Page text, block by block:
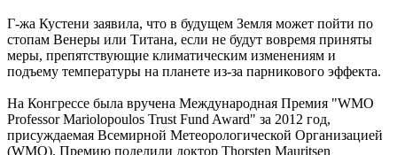
Г-жа Кустени заявила, что в будущем Земля может пойти по
стопам Венеры или Титана, если не будут вовремя приняты
меры, препятствующие климатическим изменениям и
подъему температуры на планете из-за парникового эффекта.
На Конгрессе была вручена Международная Премия "WMO
Professor Mariolopoulos Trust Fund Award" за 2012 год,
присуждаемая Всемирной Метеорологической Организацией
(WMO). Премию поделили доктор Thorsten Mauritsen